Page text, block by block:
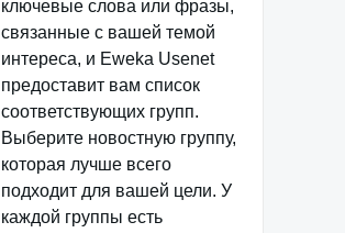
ключевые слова или фразы,
связанные с вашей темой
интереса, и Eweka Usenet
предоставит вам список
соответствующих групп.
Выберите новостную группу,
которая лучше всего
подходит для вашей цели. У
каждой группы есть